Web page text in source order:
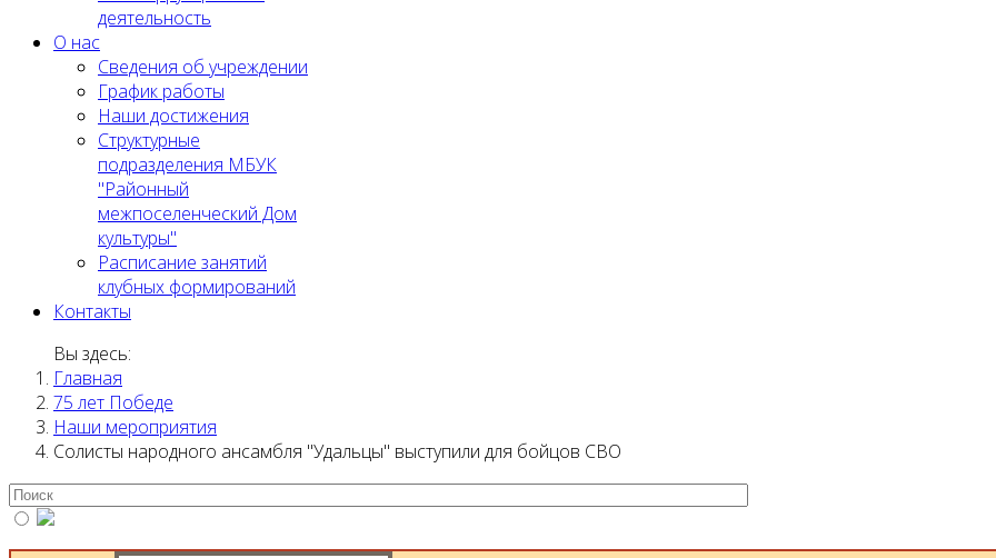
деятельность
О нас
Сведения об учреждении
График работы
Наши достижения
Структурные
подразделения МБУК
"Районный
межпоселенческий Дом
культуры"
Расписание занятий
клубных формирований
Контакты
Вы здесь:
Главная
75 лет Победе
Наши мероприятия
Солисты народного ансамбля "Удальцы" выступили для бойцов СВО